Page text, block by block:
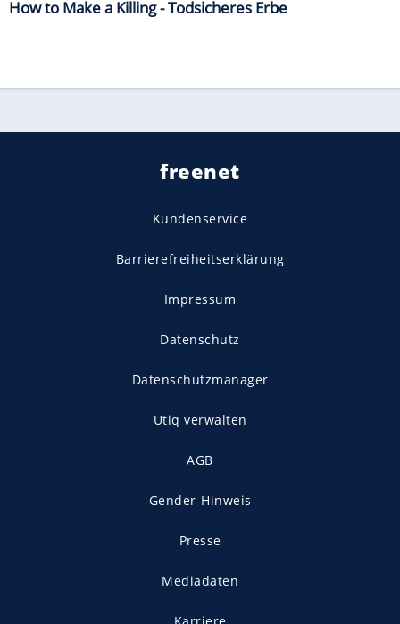
How to Make a Killing - Todsicheres Erbe
freenet
Kundenservice
Barrierefreiheitserklärung
Impressum
Datenschutz
Datenschutzmanager
Utiq verwalten
AGB
Gender-Hinweis
Presse
Mediadaten
Karriere